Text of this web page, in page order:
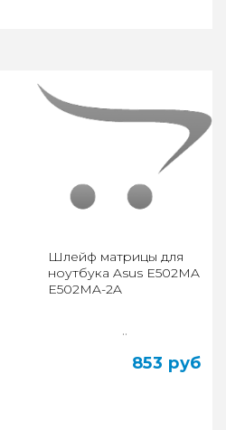
Шлейф матрицы для
ноутбука Asus E502MA
E502MA-2A
..
853 руб